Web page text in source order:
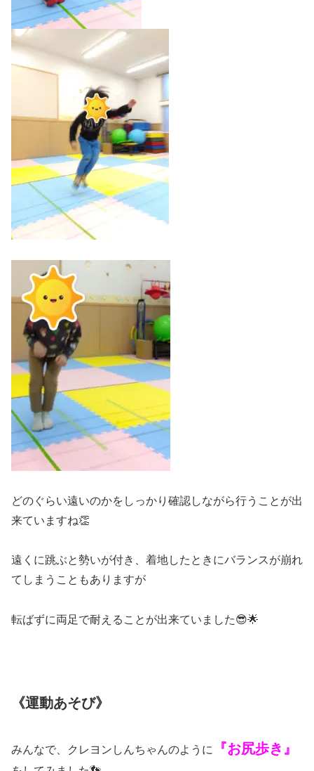
どのぐらい遠いのかをしっかり確認しながら行うことが出
来ていますね👏
遠くに跳ぶと勢いが付き、着地したときにバランスが崩れ
てしまうこともありますが
転ばずに両足で耐えることが出来ていました😎🌟
《運動あそび》
みんなで、クレヨンしんちゃんのように 『お尻歩き』